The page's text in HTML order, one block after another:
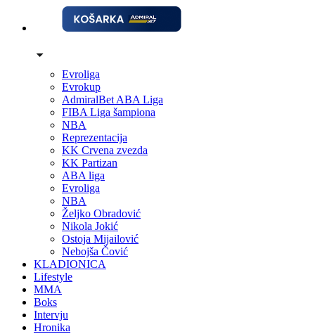
Evroliga
Evrokup
AdmiralBet ABA Liga
FIBA Liga šampiona
NBA
Reprezentacija
KK Crvena zvezda
KK Partizan
ABA liga
Evroliga
NBA
Željko Obradović
Nikola Jokić
Ostoja Mijailović
Nebojša Čović
KLADIONICA
Lifestyle
MMA
Boks
Intervju
Hronika